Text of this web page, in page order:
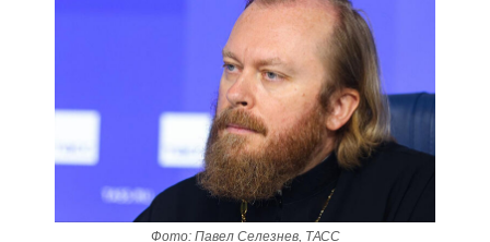
Фото: Павел Селезнев, ТАСС